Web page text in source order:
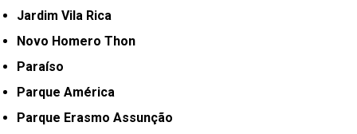
Jardim Vila Rica
Novo Homero Thon
Paraíso
Parque América
Parque Erasmo Assunção